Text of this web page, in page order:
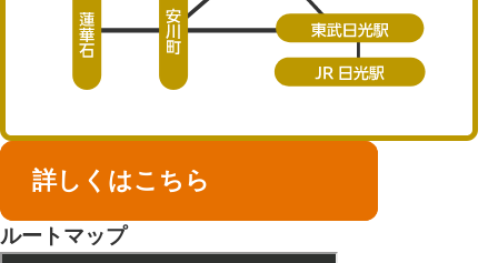
詳しくはこちら
ルートマップ